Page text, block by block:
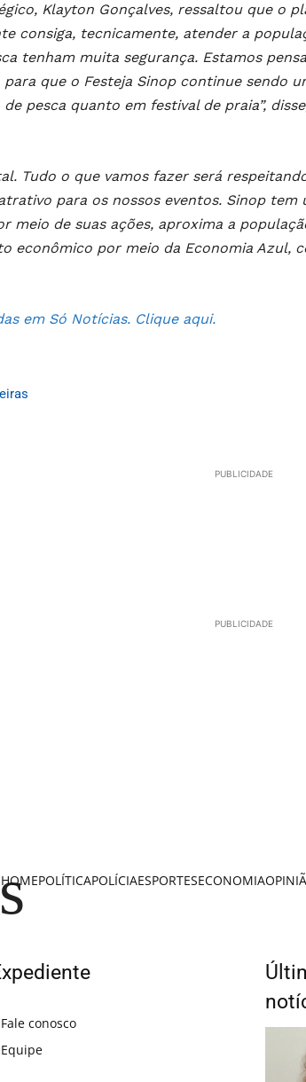
Klayton Gonçalves, ressaltou que o
consiga, tecnicamente, atender a
tenham muita segurança. Estamos
que o Festeja Sinop continue sendo
pesca quanto em festival de praia”,
Tudo o que vamos fazer será
para os nossos eventos. Sinop tem
de suas ações, aproxima a
econômico por meio da Economia Azul,
em Só Notícias. Clique aqui.
PUBLICIDADE
PUBLICIDADE
HOMEPOLÍTICAPOLÍCIAESPORTESECONOMIA
Fale conosco
Equipe